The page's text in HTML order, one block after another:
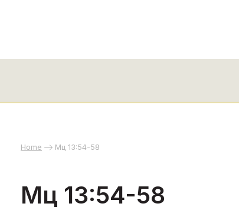
Home Мц 13:54-58
Мц 13:54-58